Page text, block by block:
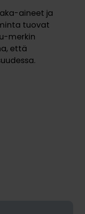
aineet ja
tuovat
merkin
että